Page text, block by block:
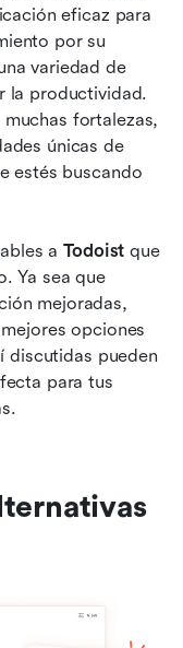
eficaz para
por su
variedad de
la productividad.
fortalezas,
únicas de
estés buscando
a Todoist que
Ya sea que
mejoradas,
opciones
discutidas pueden
para tus